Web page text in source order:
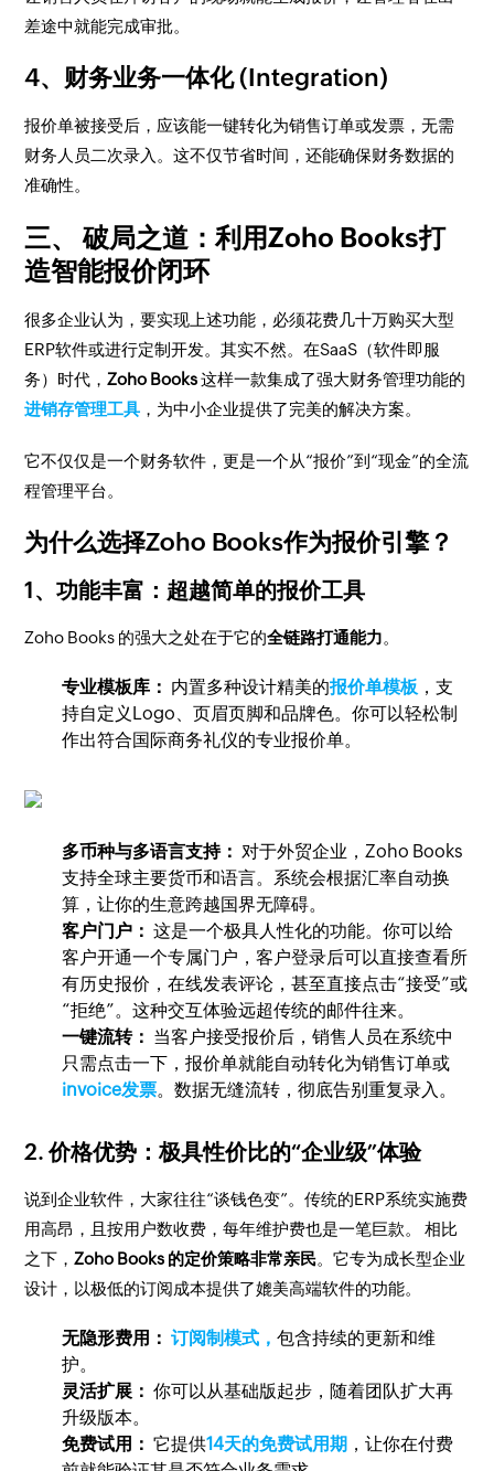
差途中就能完成审批。
4、财务业务一体化 (Integration)
报价单被接受后，应该能一键转化为销售订单或发票，无需
财务人员二次录入。这不仅节省时间，还能确保财务数据的
准确性。
三、 破局之道：利用Zoho Books打
造智能报价闭环
很多企业认为，要实现上述功能，必须花费几十万购买大型
ERP软件或进行定制开发。其实不然。在SaaS（软件即服
务）时代，Zoho Books这样一款集成了强大财务管理功能的
进销存管理工具 ，为中小企业提供了完美的解决方案。
它不仅仅是一个财务软件，更是一个从“报价”到“现金”的全流
程管理平台。
为什么选择Zoho Books作为报价引擎？
1、功能丰富：超越简单的报价工具
Zoho Books 的强大之处在于它的全链路打通能力。
专业模板库： 内置多种设计精美的报价单模板 ，支
持自定义Logo、页眉页脚和品牌色。你可以轻松制
作出符合国际商务礼仪的专业报价单。
多币种与多语言支持： 对于外贸企业，Zoho Books
支持全球主要货币和语言。系统会根据汇率自动换
算，让你的生意跨越国界无障碍。
客户门户： 这是一个极具人性化的功能。你可以给
客户开通一个专属门户，客户登录后可以直接查看所
有历史报价，在线发表评论，甚至直接点击“接受”或
“拒绝”。这种交互体验远超传统的邮件往来。
一键流转： 当客户接受报价后，销售人员在系统中
只需点击一下，报价单就能自动转化为销售订单或
invoice发票。数据无缝流转，彻底告别重复录入。
2. 价格优势：极具性价比的“企业级”体验
说到企业软件，大家往往“谈钱色变”。传统的ERP系统实施费
用高昂，且按用户数收费，每年维护费也是一笔巨款。 相比
之下，Zoho Books 的定价策略非常亲民。它专为成长型企业
设计，以极低的订阅成本提供了媲美高端软件的功能。
无隐形费用： 订阅制模式，包含持续的更新和维
护。
灵活扩展： 你可以从基础版起步，随着团队扩大再
升级版本。
免费试用： 它提供14天的免费试用期 ，让你在付费